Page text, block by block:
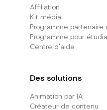
Affiliation
Kit média
Programme partenaire
Programme pour
Centre d'aide
Des solutions
Animation par IA
Créateur de contenu